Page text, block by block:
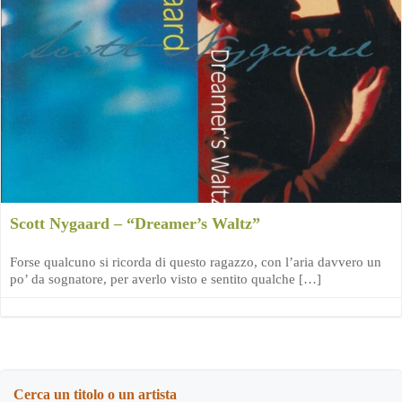
Scott Nygaard – “Dreamer’s Waltz”
Forse qualcuno si ricorda di questo ragazzo, con l’aria davvero un
po’ da sognatore, per averlo visto e sentito qualche […]
Cerca un titolo o un artista